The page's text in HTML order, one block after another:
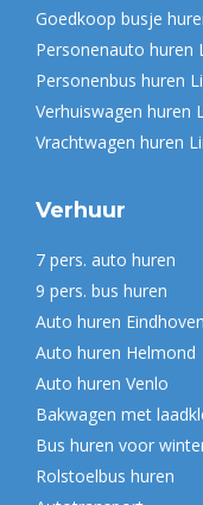
Goedkoop busje
Personenauto huren
Personenbus huren
Verhuiswagen huren
Vrachtwagen huren
Verhuur
7 pers. auto huren
9 pers. bus huren
Auto huren Eindhoven
Auto huren Helmond
Auto huren Venlo
Bakwagen met
Bus huren voor
Rolstoelbus huren